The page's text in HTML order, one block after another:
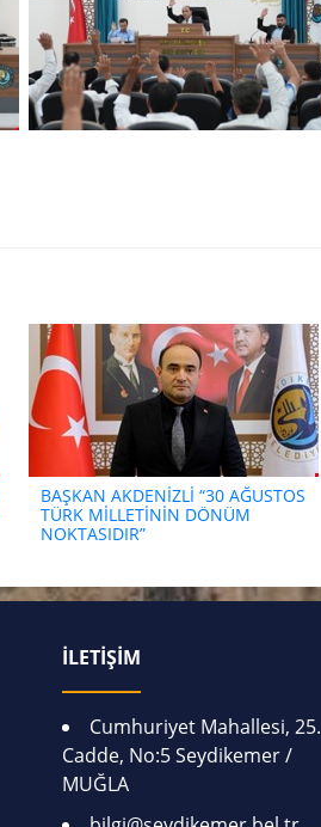
BAŞKAN AKDENİZLİ “30 AĞUSTOS
TÜRK MİLLETİNİN DÖNÜM
NOKTASIDIR”
İLETİŞİM
Cumhuriyet Mahallesi, 25.
Cadde, No:5 Seydikemer /
MUĞLA